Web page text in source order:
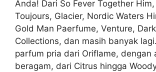
Anda! Dari So Fever Together
Toujours, Glacier, Nordic Waters
Gold Man Paerfume, Venture,
Collections, dan masih banyak
parfum pria dari Oriflame, dengan
beragam, dari Citrus hingga